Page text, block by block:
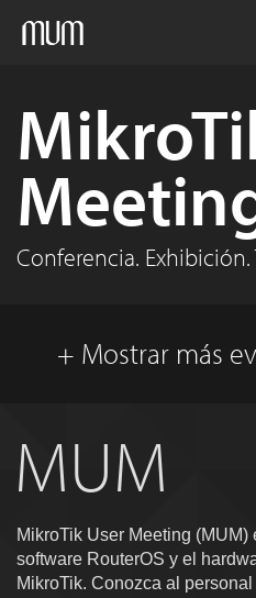
MUM
Medios
Conferencia. Exhibición.
+ Mostrar más
MUM
MikroTik User Meeting (MUM)
software RouterOS y el
MikroTik. Conozca al